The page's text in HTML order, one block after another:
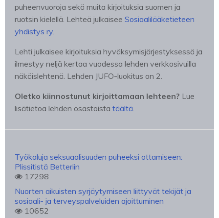
puheenvuoroja sekä muita kirjoituksia suomen ja
ruotsin kielellä. Lehteä julkaisee Sosiaalilääketieteen
yhdistys ry.
Lehti julkaisee kirjoituksia hyväksymisjärjestyksessä ja
ilmestyy neljä kertaa vuodessa lehden verkkosivuilla
näköislehtenä. Lehden JUFO-luokitus on 2.
Oletko kiinnostunut kirjoittamaan lehteen? Lue
lisätietoa lehden osastoista täältä.
Työkaluja seksuaalisuuden puheeksi ottamiseen:
Plissitistä Betteriin
17298
Nuorten aikuisten syrjäytymiseen liittyvät tekijät ja
sosiaali- ja terveyspalveluiden ajoittuminen
10652